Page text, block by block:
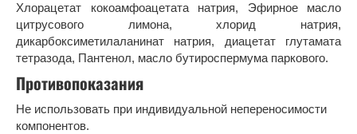
Хлорацетат кокоамфоацетата натрия, Эфирное масло
цитрусового лимона, хлорид натрия,
дикарбоксиметилаланинат натрия, диацетат глутамата
тетразода, Пантенол, масло бутироспермума паркового.
Противопоказания
Не использовать при индивидуальной непереносимости
компонентов.